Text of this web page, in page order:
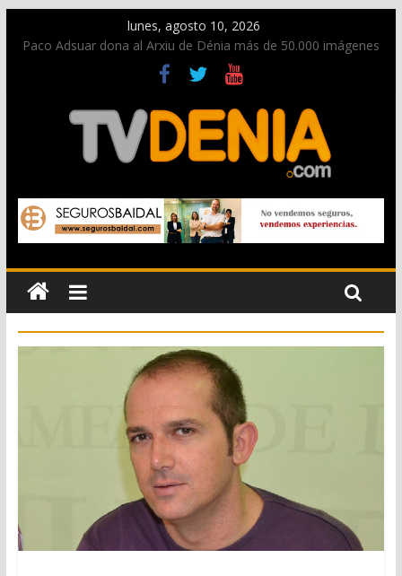
lunes, agosto 10, 2026
Paco Adsuar dona al Arxiu de Dénia más de 50.000 imágenes
de la memoria visual de la ciudad
Nacen las primeras tortugas de Diana y eclosionan otras no
identificadas en la playa de Les Deveses
Dos personas fallecen en un grave accidente en la N-332
entre Benissa y Calp
Una nueva oportunidad para donar sangre en Cruz Roja
El bando moro protagonista en la Segunda Entraeta Festera